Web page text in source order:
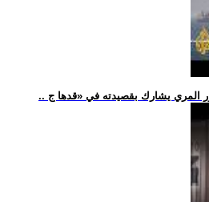
المري يشارك بقصيدته في «قدها ج